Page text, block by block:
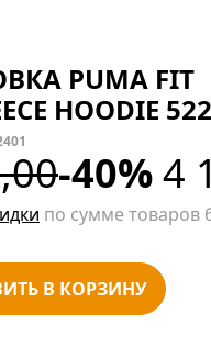
PUMA FIT
HOODIE
-40%4
по сумме товаров
В КОРЗИНУ